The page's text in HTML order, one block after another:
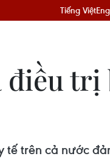
Tiếng Việt
điều
trên cả nước